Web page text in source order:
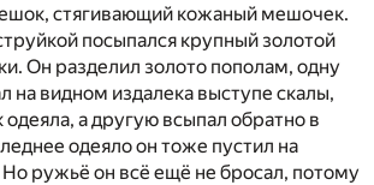
стягивающий кожаный мешочек.
посыпался крупный золотой
Он разделил золото пополам, одну
на видном издалека выступе скалы,
одеяла, а другую всыпал обратно в
одеяло он тоже пустил на
Но ружьё он всё ещё не бросал, потому